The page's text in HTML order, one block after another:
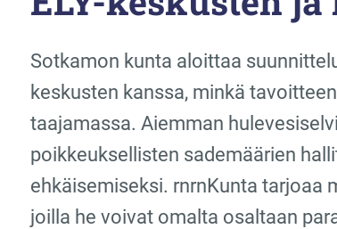
Sotkamon kunta aloittaa
keskusten kanssa, minkä
taajamassa. Aiemman
poikkeuksellisten sademäärien
ehkäisemiseksi. rnrnKunta tarjoaa
joilla he voivat omalta osaltaan